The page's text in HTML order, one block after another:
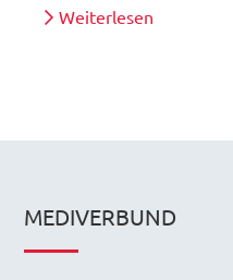
Weiterlesen
MEDIVERBUND